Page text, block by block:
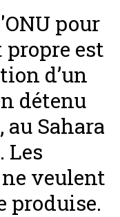
pour
est
d’un
détenu
Sahara
Les
veulent
produise.